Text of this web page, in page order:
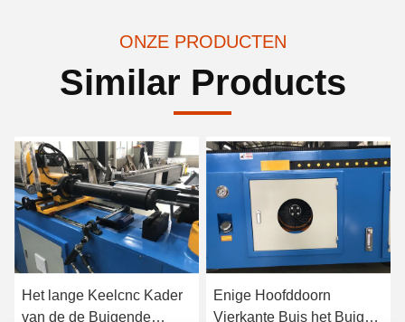
ONZE PRODUCTEN
Similar Products
Het lange Keelcnc Kader
van de de Buigende
Enige Hoofddoorn
Vierkante Buis het Buigen